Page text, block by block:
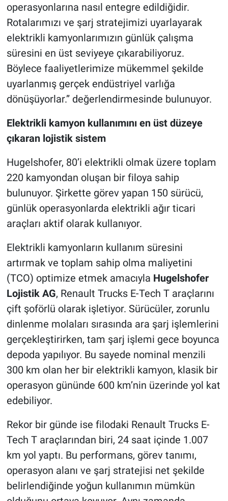
operasyonlarına nasıl entegre edildiğidir.
Rotalarımızı ve şarj stratejimizi uyarlayarak
elektrikli kamyonlarımızın günlük çalışma
süresini en üst seviyeye çıkarabiliyoruz.
Böylece faaliyetlerimize mükemmel şekilde
uyarlanmış gerçek endüstriyel varlığa
dönüşüyorlar.” değerlendirmesinde bulunuyor.
Elektrikli kamyon kullanımını en üst düzeye
çıkaran lojistik sistem
Hugelshofer, 80’i elektrikli olmak üzere toplam
220 kamyondan oluşan bir filoya sahip
bulunuyor. Şirkette görev yapan 150 sürücü,
günlük operasyonlarda elektrikli ağır ticari
araçları aktif olarak kullanıyor.
Elektrikli kamyonların kullanım süresini
artırmak ve toplam sahip olma maliyetini
(TCO) optimize etmek amacıyla Hugelshofer
Lojistik AG, Renault Trucks E-Tech T araçlarını
çift şoförlü olarak işletiyor. Sürücüler, zorunlu
dinlenme molaları sırasında ara şarj işlemlerini
gerçekleştirirken, tam şarj işlemi gece boyunca
depoda yapılıyor. Bu sayede nominal menzili
300 km olan her bir elektrikli kamyon, klasik bir
operasyon gününde 600 km’nin üzerinde yol kat
edebiliyor.
Rekor bir günde ise filodaki Renault Trucks E-
Tech T araçlarından biri, 24 saat içinde 1.007
km yol yaptı. Bu performans, görev tanımı,
operasyon alanı ve şarj stratejisi net şekilde
belirlendiğinde yoğun kullanımın mümkün